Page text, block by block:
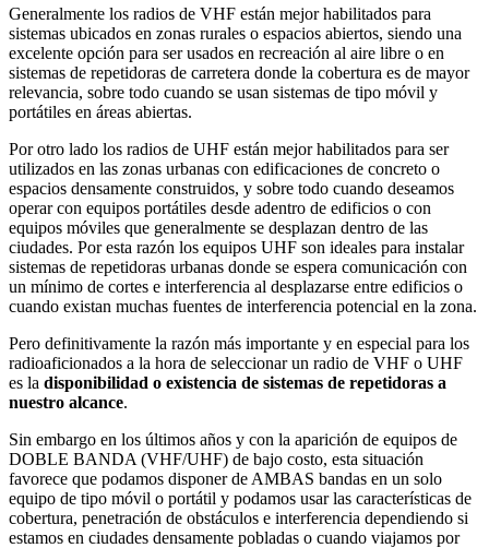
Generalmente los radios de VHF están mejor habilitados para
sistemas ubicados en zonas rurales o espacios abiertos, siendo una
excelente opción para ser usados en recreación al aire libre o en
sistemas de repetidoras de carretera donde la cobertura es de mayor
relevancia, sobre todo cuando se usan sistemas de tipo móvil y
portátiles en áreas abiertas.
Por otro lado los radios de UHF están mejor habilitados para ser
utilizados en las zonas urbanas con edificaciones de concreto o
espacios densamente construidos, y sobre todo cuando deseamos
operar con equipos portátiles desde adentro de edificios o con
equipos móviles que generalmente se desplazan dentro de las
ciudades. Por esta razón los equipos UHF son ideales para instalar
sistemas de repetidoras urbanas donde se espera comunicación con
un mínimo de cortes e interferencia al desplazarse entre edificios o
cuando existan muchas fuentes de interferencia potencial en la zona.
Pero definitivamente la razón más importante y en especial para los
radioaficionados a la hora de seleccionar un radio de VHF o UHF
es la disponibilidad o existencia de sistemas de repetidoras a
nuestro alcance.
Sin embargo en los últimos años y con la aparición de equipos de
DOBLE BANDA (VHF/UHF) de bajo costo, esta situación
favorece que podamos disponer de AMBAS bandas en un solo
equipo de tipo móvil o portátil y podamos usar las características de
cobertura, penetración de obstáculos e interferencia dependiendo si
estamos en ciudades densamente pobladas o cuando viajamos por